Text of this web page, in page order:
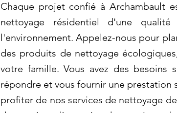
Chaque projet confié à Archambault
nettoyage résidentiel d'une
l'environnement. Appelez-nous pour
des produits de nettoyage
votre famille. Vous avez des besoins
répondre et vous fournir une prestation
profiter de nos services de nettoyage